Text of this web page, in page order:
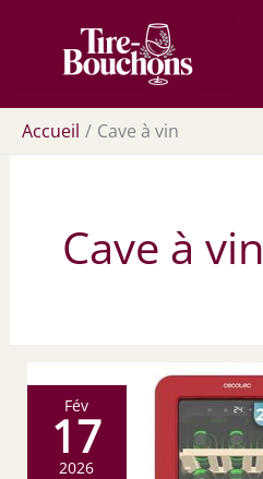
contenu
Accueil Cave à vin
Cave à vin
Fév
17
2026